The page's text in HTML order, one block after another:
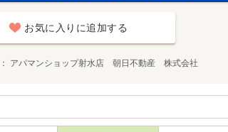
お気に入りに追加する
アパマンショップ射水店 朝日不動産 株式会社